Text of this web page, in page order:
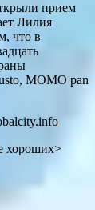
прием
Лилия
что в
MOMO pan
хороших>